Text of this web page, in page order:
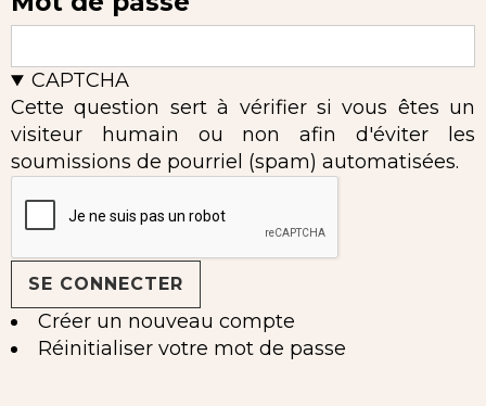
CAPTCHA
Cette question sert à vérifier si vous êtes un
visiteur humain ou non afin d'éviter les
soumissions de pourriel (spam) automatisées.
Créer un nouveau compte
Réinitialiser votre mot de passe